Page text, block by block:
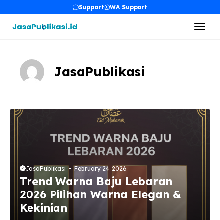
content
Support WA Support
JasaPublikasi
JasaPublikasi February 24, 2026
Trend Warna Baju Lebaran
2026 Pilihan Warna Elegan &
Kekinian